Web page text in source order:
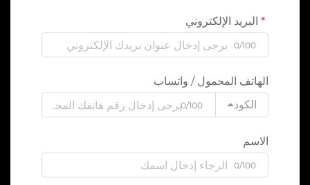
البريد الإلكتروني
0/100
الهاتف المحمول / واتساب
الكود
0/100
الاسم
0/100